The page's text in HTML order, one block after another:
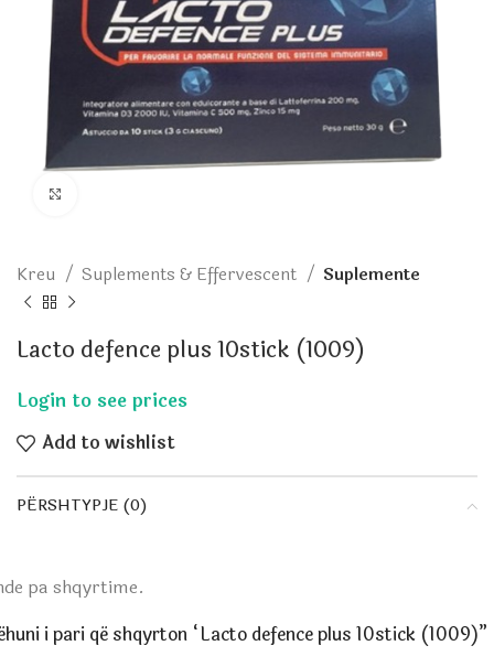
Kreu Suplements & Effervescent Suplemente
Lacto defence plus 10stick (1009)
Add to wishlist
PËRSHTYPJE (0)
pa shqyrtime.
i pari që shqyrton “Lacto defence plus 10stick (1009)”